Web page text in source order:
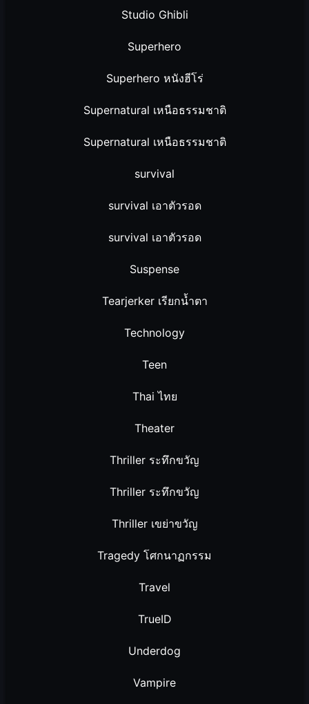
Studio Ghibli
Superhero
Superhero หนังฮีโร่
Supernatural เหนือธรรมชาติ
Supernatural เหนือธรรมชาติ
survival
survival เอาตัวรอด
survival เอาตัวรอด
Suspense
Tearjerker เรียกน้ำตา
Technology
Teen
Thai ไทย
Theater
Thriller ระทึกขวัญ
Thriller ระทึกขวัญ
Thriller เขย่าขวัญ
Tragedy โศกนาฏกรรม
Travel
TrueID
Underdog
Vampire